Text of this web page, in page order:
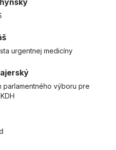
urgentnej medicíny
parlamentného výboru pre